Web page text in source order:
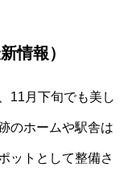
情報）
11月下旬でも美し
のホームや駅舎は
ットとして整備さ